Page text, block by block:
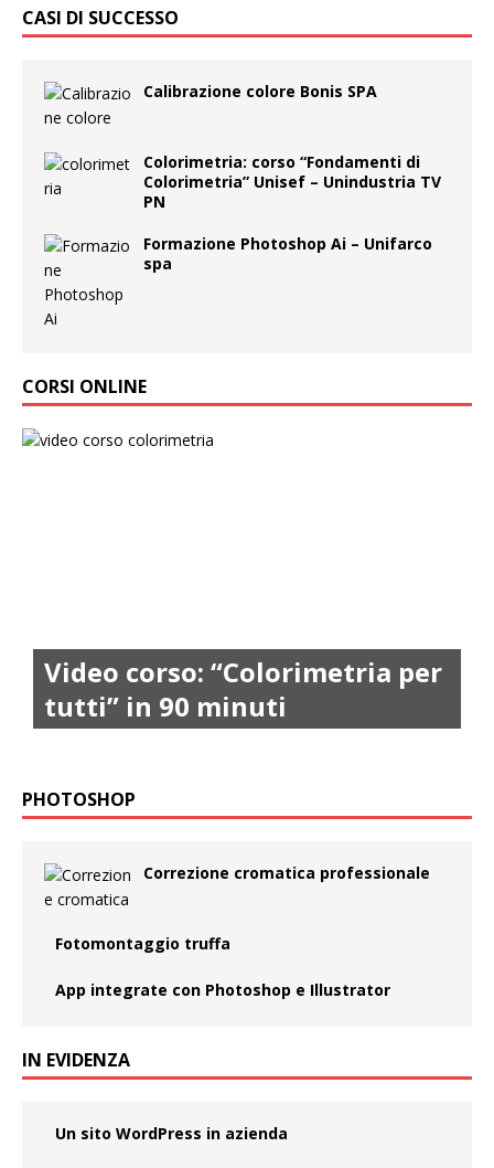
CASI DI SUCCESSO
Calibrazione colore Bonis SPA
Colorimetria: corso “Fondamenti di
Colorimetria” Unisef – Unindustria TV
PN
Formazione Photoshop Ai – Unifarco
spa
CORSI ONLINE
Video corso: “Colorimetria per
tutti” in 90 minuti
PHOTOSHOP
Correzione cromatica professionale
Fotomontaggio truffa
App integrate con Photoshop e Illustrator
IN EVIDENZA
Un sito WordPress in azienda